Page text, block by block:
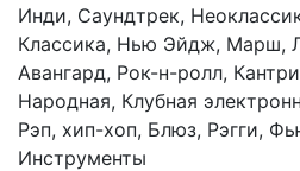
Инди, Саундтрек,
Классика, Нью Эйдж, Марш,
Авангард, Рок-н-ролл,
Народная, Клубная
Рэп, хип-хоп, Блюз, Рэгги,
Инструменты